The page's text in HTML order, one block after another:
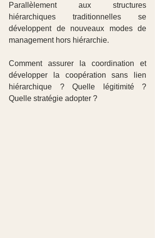
Parallèlement aux structures
hiérarchiques traditionnelles se
développent de nouveaux modes de
management hors hiérarchie.
Comment assurer la coordination et
développer la coopération sans lien
hiérarchique ? Quelle légitimité ?
Quelle stratégie adopter ?